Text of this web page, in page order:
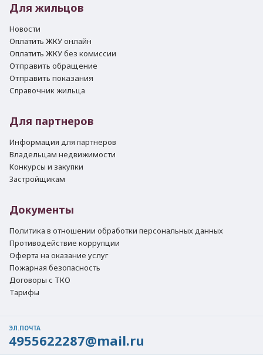
Для жильцов
Новости
Оплатить ЖКУ онлайн
Оплатить ЖКУ без комиссии
Отправить обращение
Отправить показания
Справочник жильца
Для партнеров
Информация для партнеров
Владельцам недвижимости
Конкурсы и закупки
Застройщикам
Документы
Политика в отношении обработки персональных данных
Противодействие коррупции
Оферта на оказание услуг
Пожарная безопасность
Договоры с ТКО
Тарифы
ЭЛ.ПОЧТА
4955622287@mail.ru